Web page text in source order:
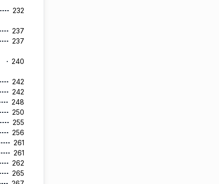
232
237
237
240
242
242
248
250
255
256
261
261
262
265